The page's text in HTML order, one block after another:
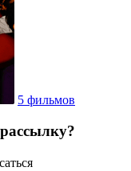
5 фильмов